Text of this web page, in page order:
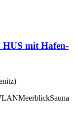
mit Hafen-
MeerblickSauna